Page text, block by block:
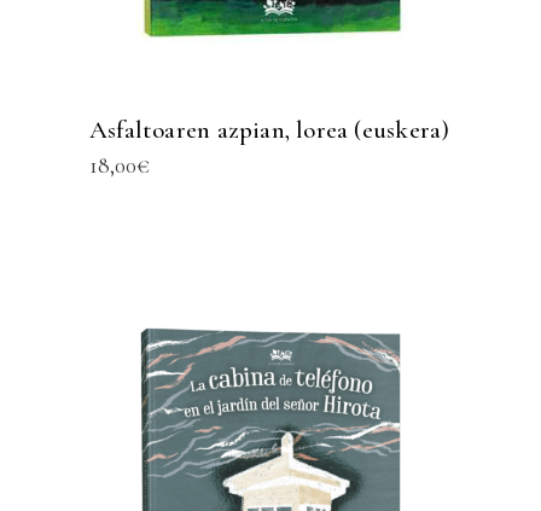
Asfaltoaren azpian, lorea (euskera)
18,00€